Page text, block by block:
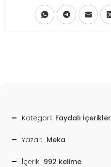
Kategori: Faydalı İçerikler
Yazar: Meka
İçerik: 992 kelime